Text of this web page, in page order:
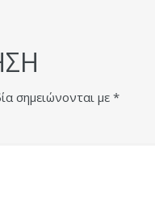
σημειώνονται με*